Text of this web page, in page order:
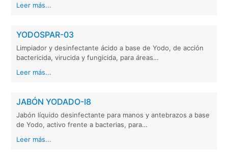
Leer más...
YODOSPAR-03
Limpiador y desinfectante ácido a base de Yodo, de acción
bactericida, virucida y fungicida, para áreas…
Leer más...
JABÓN YODADO-I8
Jabón líquido desinfectante para manos y antebrazos a base
de Yodo, activo frente a bacterias, para…
Leer más...